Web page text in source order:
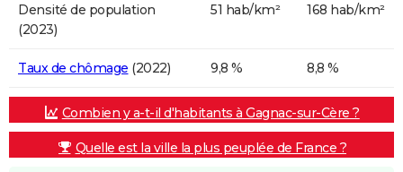
Densité de population
(2023)
51 hab/km² 168 hab/km²
Taux de chômage (2022) 9,8 % 8,8 %
Combien y a-t-il d'habitants à Gagnac-sur-Cère ?
Quelle est la ville la plus peuplée de France ?